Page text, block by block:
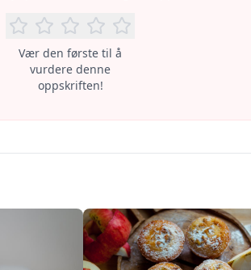
Vær den første til å
vurdere denne
oppskriften!